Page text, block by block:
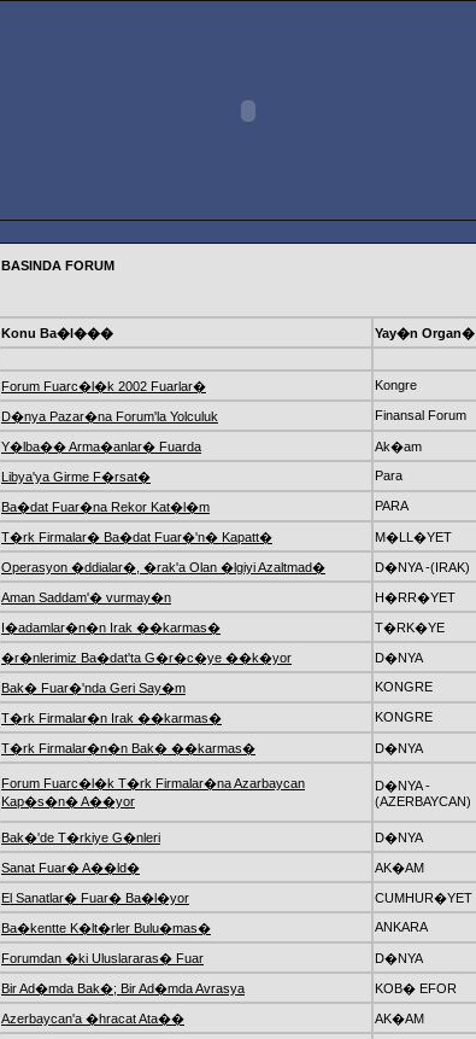
BASINDA FORUM
Konu Ba�l��� Yay�n Organ�
Forum Fuarc�l�k 2002 Fuarlar� Kongre
D�nya Pazar�na Forum'la Yolculuk Finansal Forum
Y�lba�� Arma�anlar� Fuarda Ak�am
Libya'ya Girme F�rsat� Para
Ba�dat Fuar�na Rekor Kat�l�m PARA
T�rk Firmalar� Ba�dat Fuar�'n� Kapatt� M�LL�YET
Operasyon �ddialar�, �rak'a Olan �lgiyi Azaltmad� D�NYA -(IRAK)
Aman Saddam'� vurmay�n H�RR�YET
I�adamlar�n�n Irak ��karmas� T�RK�YE
�r�nlerimiz Ba�dat'ta G�r�c�ye ��k�yor D�NYA
Bak� Fuar�'nda Geri Say�m KONGRE
T�rk Firmalar�n Irak ��karmas� KONGRE
T�rk Firmalar�n�n Bak� ��karmas� D�NYA
Forum Fuarc�l�k T�rk Firmalar�na Azarbaycan
Kap�s�n� A��yor
D�NYA -
(AZERBAYCAN)
Bak�'de T�rkiye G�nleri D�NYA
Sanat Fuar� A��ld� AK�AM
El Sanatlar� Fuar� Ba�l�yor CUMHUR�YET
Ba�kentte K�lt�rler Bulu�mas� ANKARA
Forumdan �ki Uluslararas� Fuar D�NYA
Bir Ad�mda Bak�; Bir Ad�mda Avrasya KOB� EFOR
Azerbaycan'a �hracat Ata�� AK�AM